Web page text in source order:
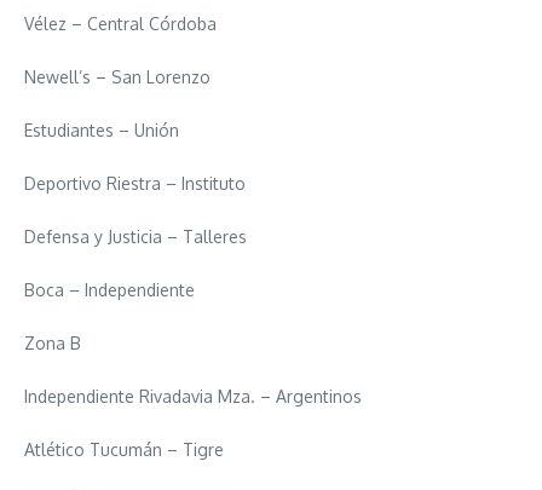
Vélez – Central Córdoba
Newell’s – San Lorenzo
Estudiantes – Unión
Deportivo Riestra – Instituto
Defensa y Justicia – Talleres
Boca – Independiente
Zona B
Independiente Rivadavia Mza. – Argentinos
Atlético Tucumán – Tigre